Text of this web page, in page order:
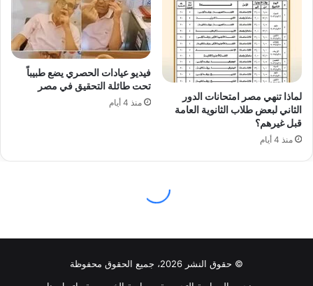
© حقوق النشر 2026، جميع الحقوق محفوظة